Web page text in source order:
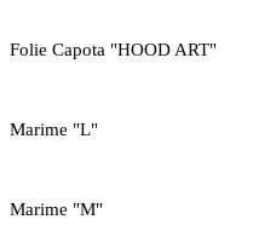
Folie Capota "HOOD ART"
Marime "L"
Marime "M"